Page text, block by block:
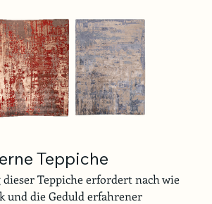
Teppiche
Teppiche erfordert nach wie
und die Geduld erfahrener